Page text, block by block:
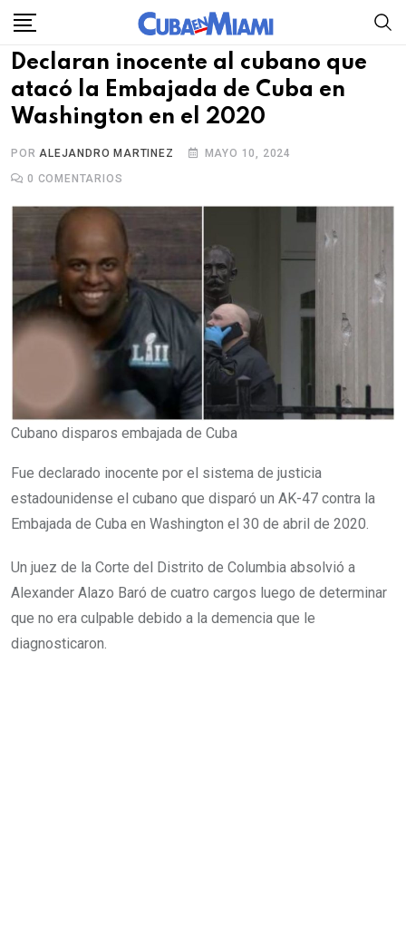
Skip
content
Declaran inocente al cubano que
atacó la Embajada de Cuba en
Washington en el 2020
PORALEJANDRO MARTINEZ
MAYO 10, 2024
0 COMENTARIOS
Cubano disparos embajada de Cuba
Fue declarado inocente por el sistema de justicia
estadounidense el cubano que disparó un AK-47 contra la
Embajada de Cuba en Washington el 30 de abril de 2020.
Un juez de la Corte del Distrito de Columbia absolvió a
Alexander Alazo Baró de cuatro cargos luego de determinar
que no era culpable debido a la demencia que le
diagnosticaron.